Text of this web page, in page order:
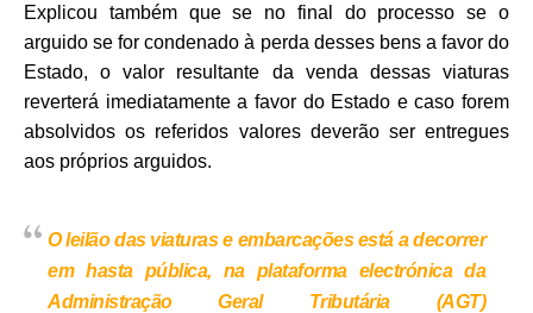
Explicou também que se no final do processo se o
arguido se for condenado à perda desses bens a favor do
Estado, o valor resultante da venda dessas viaturas
reverterá imediatamente a favor do Estado e caso forem
absolvidos os referidos valores deverão ser entregues
aos próprios arguidos.
O leilão das viaturas e embarcações está a decorrer
em hasta pública, na plataforma electrónica da
Administração Geral Tributária (AGT)